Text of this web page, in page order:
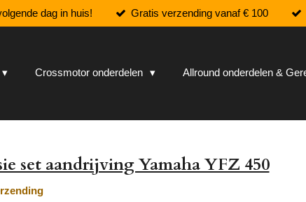
dag in huis! Gratis verzending vanaf € 100
Crossmotor onderdelen Allround onderdelen &
set aandrijving Yamaha YFZ 450